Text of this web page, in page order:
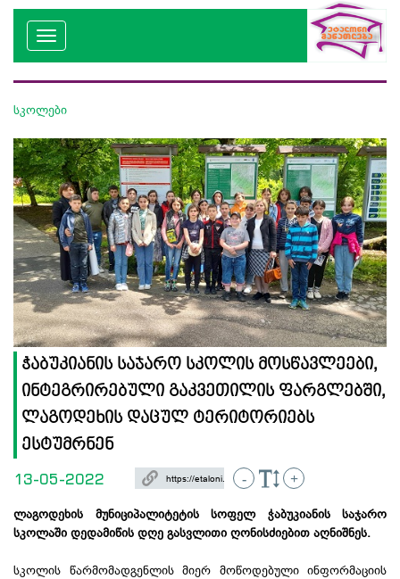
სკოლები
ჭაბუკიანის საჯარო სკოლის მოსწავლეები,
ინტეგრირებული გაკვეთილის ფარგლებში,
ლაგოდეხის დაცულ ტერიტორიებს
ესტუმრნენ
13-05-2022 - +
ლაგოდეხის მუნიციპალიტეტის სოფელ ჭაბუკიანის საჯარო
სკოლაში დედამიწის დღე გასვლითი ღონისძიებით აღნიშნეს.
სკოლის წარმომადგენლის მიერ მოწოდებული ინფორმაციის